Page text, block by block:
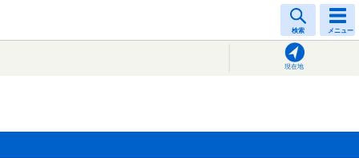
検索 メニュー
現在地